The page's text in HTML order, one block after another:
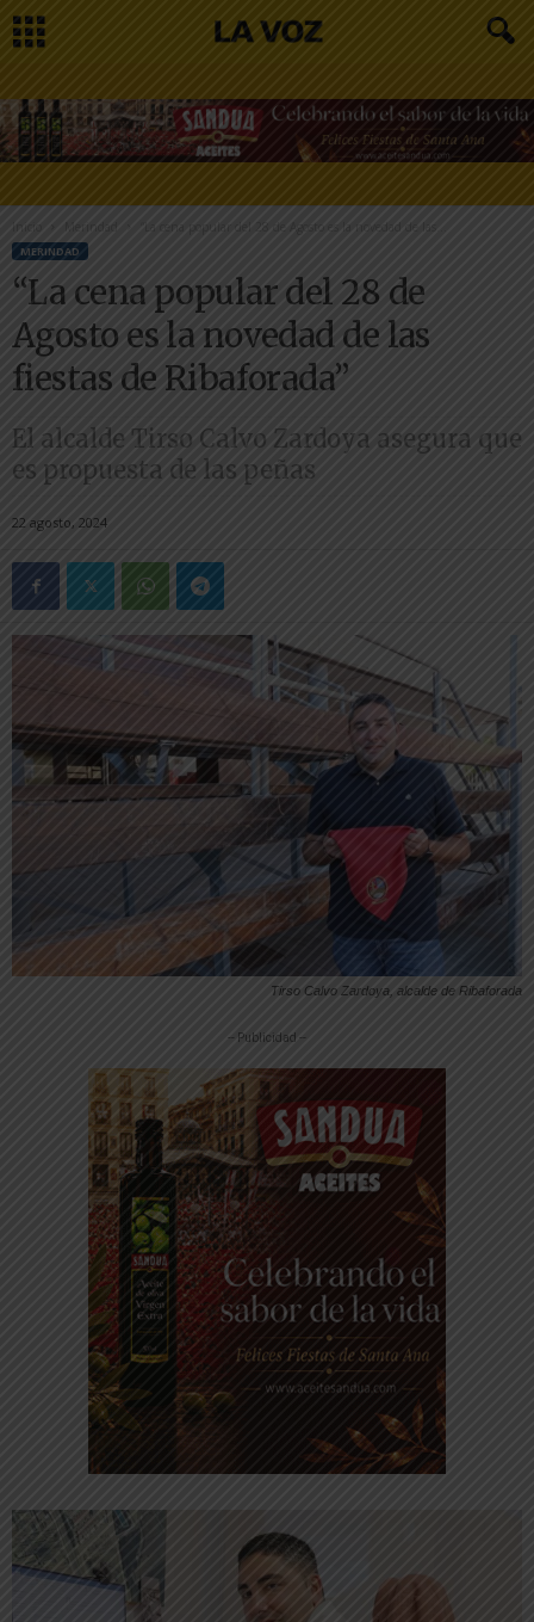
Inicio “La cena popular del 28 de Agosto es la novedad de las...
MERINDAD
“La cena popular del 28 de
Agosto es la novedad de las
fiestas de Ribaforada”
El alcalde Tirso Calvo Zardoya asegura que
es propuesta de las peñas
22 agosto, 2024
Tirso Calvo Zardoya, alcalde de Ribaforada
-- Publicidad --